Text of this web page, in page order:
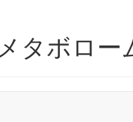
タボロー